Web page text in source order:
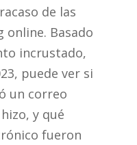
de las
online. Basado
incrustado,
puede ver si
un correo
y qué
fueron